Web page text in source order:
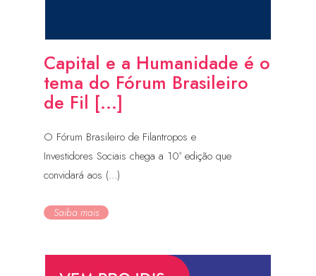
Capital e a Humanidade é o
tema do Fórum Brasileiro
de Fil [...]
O Fórum Brasileiro de Filantropos e
Investidores Sociais chega a 10ª edição que
convidará aos (...)
Saiba mais